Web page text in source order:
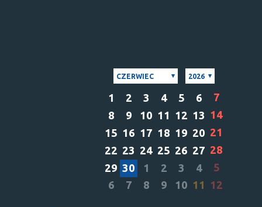
CZERWIEC 2026
1 2 3 4 5 6
7
8
9 10 11 12 13 14
15 16 17 18 19 20 21
22 23 24 25 26 27 28
29 30 1 2 3 4
5
6
7 8 9 10 11 12